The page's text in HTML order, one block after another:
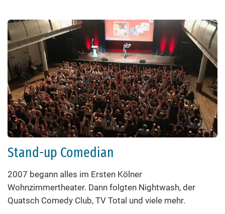
Stand-up Comedian
2007 begann alles im Ersten Kölner
Wohnzimmertheater. Dann folgten Nightwash, der
Quatsch Comedy Club, TV Total und viele mehr.